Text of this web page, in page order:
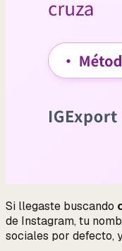
Si llegaste buscando
de Instagram, tu
sociales por defecto,